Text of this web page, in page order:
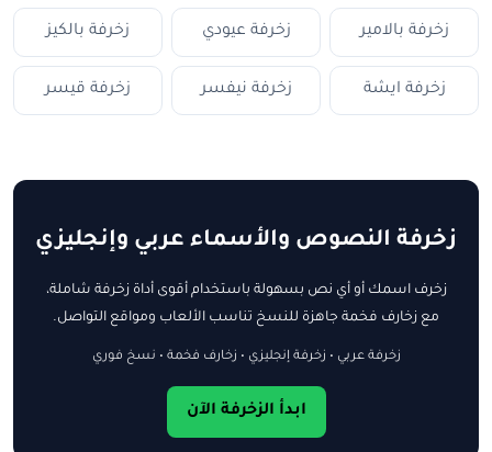
زخرفة بالامير زخرفة عيودي زخرفة بالكيز
زخرفة ايشة زخرفة نيفسر زخرفة قيسر
زخرفة النصوص والأسماء عربي وإنجليزي
زخرف اسمك أو أي نص بسهولة باستخدام أقوى أداة زخرفة شاملة،
مع زخارف فخمة جاهزة للنسخ تناسب الألعاب ومواقع التواصل.
زخرفة عربي • زخرفة إنجليزي • زخارف فخمة • نسخ فوري
ابدأ الزخرفة الآن